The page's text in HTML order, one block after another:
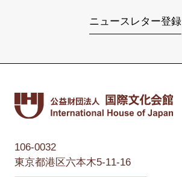
ニュースレター登録
106-0032
東京都港区六本木5-11-16